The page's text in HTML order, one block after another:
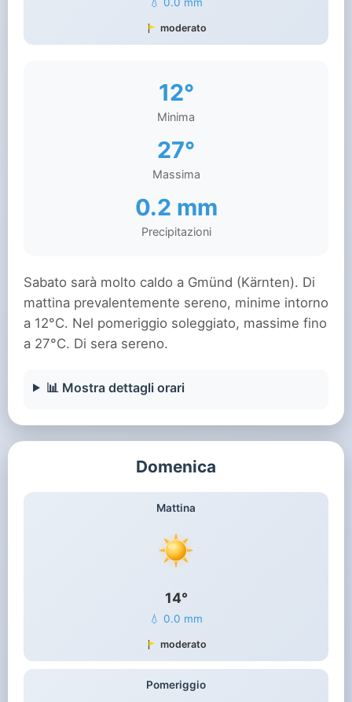
moderato
12°
Minima
27°
Massima
0.2 mm
Precipitazioni
Sabato sarà molto caldo a Gmünd (Kärnten). Di
mattina prevalentemente sereno, minime intorno
a 12°C. Nel pomeriggio soleggiato, massime fino
a 27°C. Di sera sereno.
📊 Mostra dettagli orari
Domenica
Mattina
14°
💧 0.0 mm
moderato
Pomeriggio